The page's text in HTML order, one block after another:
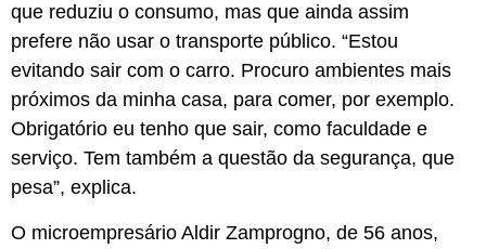
que reduziu o consumo, mas que ainda assim
prefere não usar o transporte público. “Estou
evitando sair com o carro. Procuro ambientes mais
próximos da minha casa, para comer, por exemplo.
Obrigatório eu tenho que sair, como faculdade e
serviço. Tem também a questão da segurança, que
pesa”, explica.
O microempresário Aldir Zamprogno, de 56 anos,